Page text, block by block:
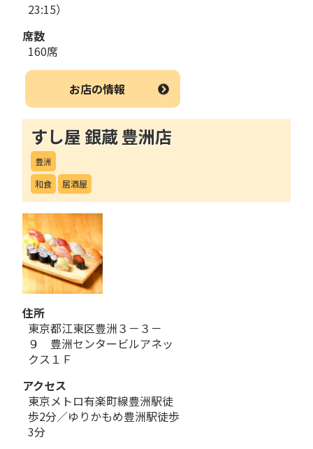
23:15）
席数
160席
お店の情報
すし屋 銀蔵 豊洲店
豊洲
和食
居酒屋
住所
東京都江東区豊洲３－３－
９ 豊洲センタービルアネッ
クス１Ｆ
アクセス
東京メトロ有楽町線豊洲駅徒
歩2分／ゆりかもめ豊洲駅徒歩
3分